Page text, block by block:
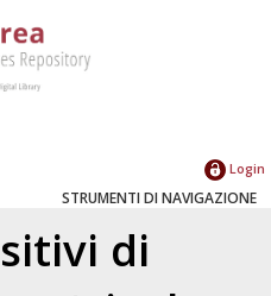
Login
STRUMENTI DI NAVIGAZIONE
di